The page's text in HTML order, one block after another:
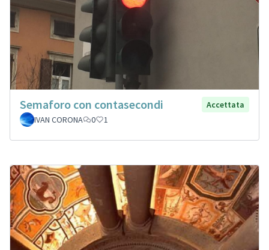
Semaforo con contasecondi
Accettata
IVAN CORONA
0 1